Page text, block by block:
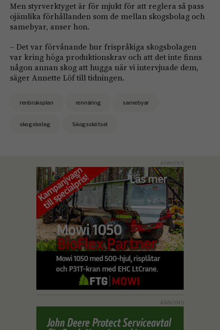
Men styrverktyget är för mjukt för att reglera så pass
ojämlika förhållanden som de mellan skogsbolag och
samebyar, anser hon.
– Det var förvånande hur frispråkiga skogsbolagen
var kring höga produktionskrav och att det inte finns
någon annan skog att hugga när vi intervjuade dem,
säger Annette Löf till tidningen.
renbruksplan rennäring samebyar
skogsbolag Skogsskötsel